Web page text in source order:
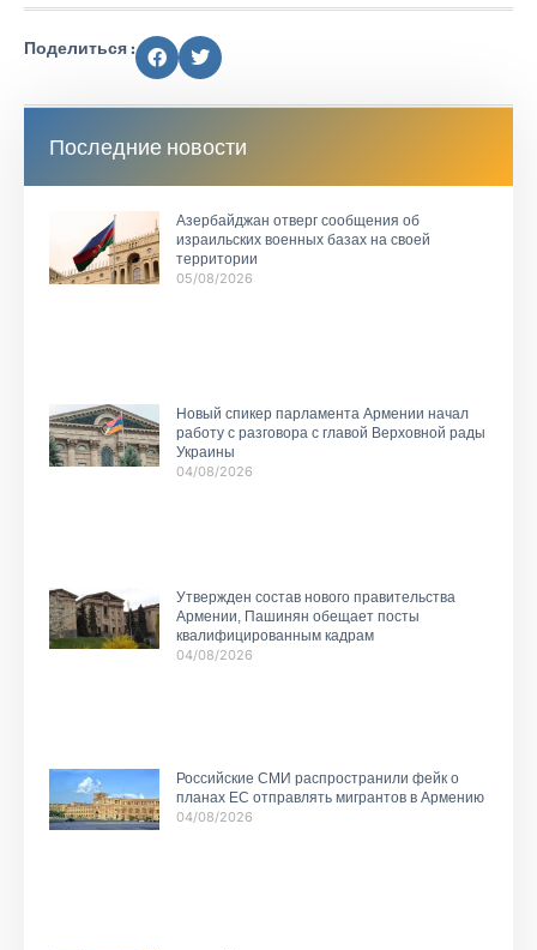
Поделиться :
Последние новости
Азербайджан отверг сообщения об
израильских военных базах на своей
территории
05/08/2026
Новый спикер парламента Армении начал
работу с разговора с главой Верховной рады
Украины
04/08/2026
Утвержден состав нового правительства
Армении, Пашинян обещает посты
квалифицированным кадрам
04/08/2026
Российские СМИ распространили фейк о
планах ЕС отправлять мигрантов в Армению
04/08/2026